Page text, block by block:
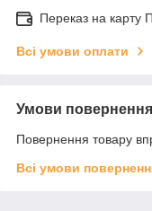
Переказ на карту
Всі умови оплати
Умови повернення
Повернення товару
Всі умови